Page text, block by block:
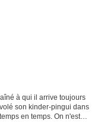
à qui il arrive toujours
son kinder-pingui dans
en temps. On n'est